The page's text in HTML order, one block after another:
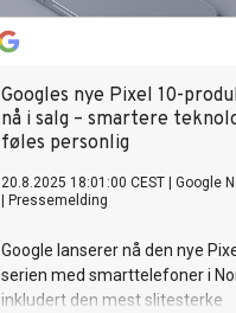
Googles nye Pixel 10-
nå i salg – smartere
føles personlig
20.8.2025 18:01:00 CEST
Google
Pressemelding
Google lanserer nå den nye
serien med smarttelefoner i
inkludert den mest slitesterke